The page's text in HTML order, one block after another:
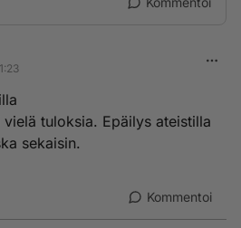
tuloksia. Epäilys ateistilla
sekaisin.
Kommentoi